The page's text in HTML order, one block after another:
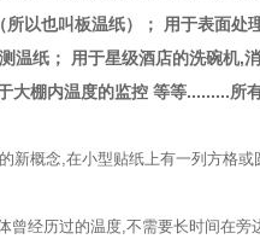
以也叫板温纸）； 用于表面
纸； 用于星级酒店的洗碗机,
大棚内温度的监控 等等.........所
新概念,在小型贴纸上有一列方格
经历过的温度,不需要长时间在